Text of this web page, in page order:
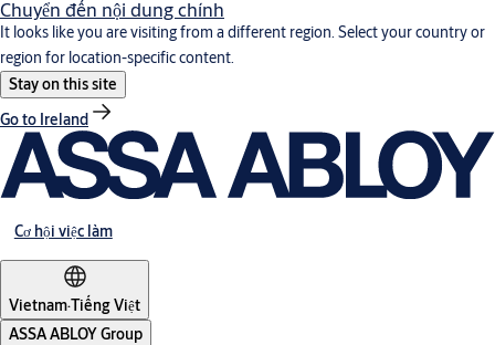
Chuyển đến nội dung chính
It looks like you are visiting from a different region. Select your country or
region for location-specific content.
Stay on this site
Go to Ireland
Cơ hội việc làm
Vietnam·Tiếng Việt
ASSA ABLOY Group